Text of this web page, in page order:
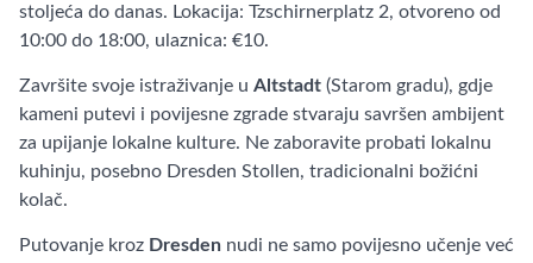
stoljeća do danas. Lokacija: Tzschirnerplatz 2, otvoreno od
10:00 do 18:00, ulaznica: €10.
Završite svoje istraživanje u Altstadt (Starom gradu), gdje
kameni putevi i povijesne zgrade stvaraju savršen ambijent
za upijanje lokalne kulture. Ne zaboravite probati lokalnu
kuhinju, posebno Dresden Stollen, tradicionalni božićni
kolač.
Putovanje kroz Dresden nudi ne samo povijesno učenje već